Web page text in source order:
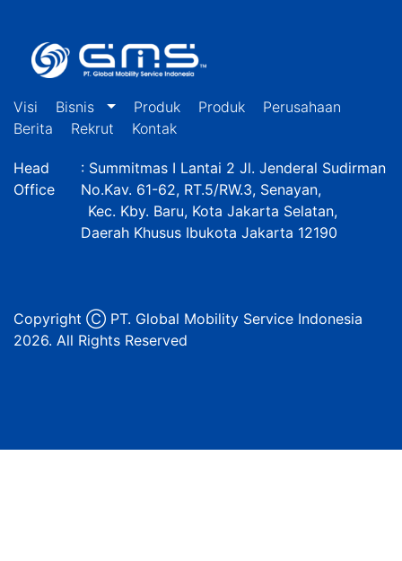
Visi Bisnis Produk Produk
Perusahaan
Berita
Rekrut Kontak
Head
Office
: Summitmas I Lantai 2 Jl. Jenderal Sudirman
No.Kav. 61-62, RT.5/RW.3, Senayan,
Kec. Kby. Baru, Kota Jakarta Selatan,
Daerah Khusus Ibukota Jakarta 12190
Copyright Ⓒ PT. Global Mobility Service Indonesia
2026. All Rights Reserved